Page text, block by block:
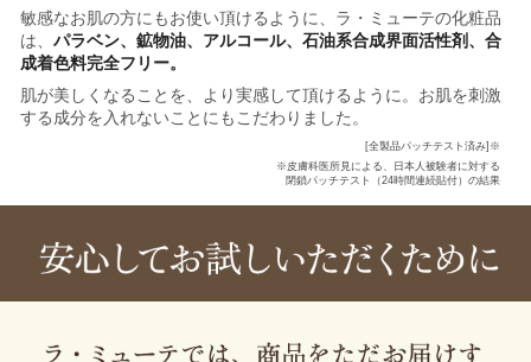
敏感なお肌の方にもお使い頂けるように、ラ・ミューテの化粧品
は、パラベン、鉱物油、アルコール、石油系合成界面活性剤、合
成着色料完全フリー。
肌が美しくなることを、より実感して頂けるように。お肌を刺激
する成分を入れないことにもこだわりました。
[全製品パッチテスト済み] ※
※皮膚科医所見による、日本人被験者に対する
閉鎖パッチテスト（24時間連続貼付）の結果